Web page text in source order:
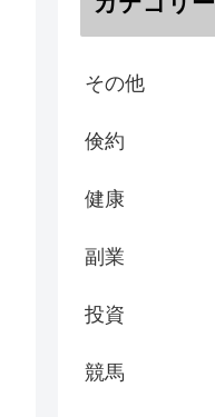
その他
倹約
健康
副業
投資
競馬